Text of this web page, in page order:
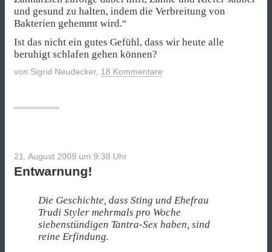
und gesund zu halten, indem die Verbreitung von
Bakterien gehemmt wird.“
Ist das nicht ein gutes Gefühl, dass wir heute alle
beruhigt schlafen gehen können?
von Sigrid Neudecker, 18 Kommentare
21. August 2009 um 9:38 Uhr
Entwarnung!
Die Geschichte, dass Sting und Ehefrau
Trudi Styler mehrmals pro Woche
siebenstündigen Tantra-Sex haben, sind
reine Erfindung.